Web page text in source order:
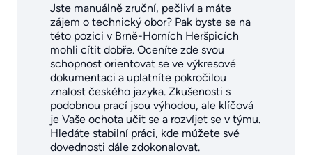
Jste manuálně zruční, pečliví a máte
zájem o technický obor? Pak byste se na
této pozici v Brně-Horních Heršpicích
mohli cítit dobře. Oceníte zde svou
schopnost orientovat se ve výkresové
dokumentaci a uplatníte pokročilou
znalost českého jazyka. Zkušenosti s
podobnou prací jsou výhodou, ale klíčová
je Vaše ochota učit se a rozvíjet se v týmu.
Hledáte stabilní práci, kde můžete své
dovednosti dále zdokonalovat.